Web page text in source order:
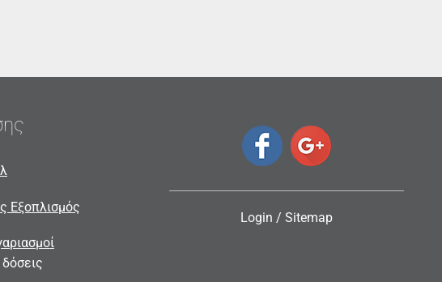
Εξοπλισμός
Login / Sitemap